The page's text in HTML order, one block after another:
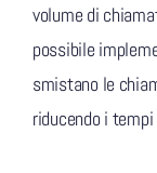
volume di
possibile
smistano le
riducendo i